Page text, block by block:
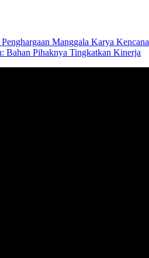
Manggala Karya Kencana
Bahan Pihaknya Tingkatkan Kinerja